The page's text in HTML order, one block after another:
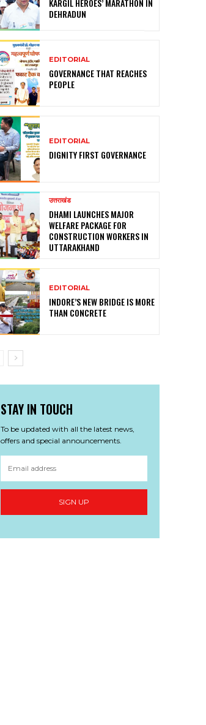
KARGIL HEROES’ MARATHON IN
DEHRADUN
EDITORIAL
GOVERNANCE THAT REACHES
PEOPLE
EDITORIAL
DIGNITY FIRST GOVERNANCE
उत्तराखंड
DHAMI LAUNCHES MAJOR
WELFARE PACKAGE FOR
CONSTRUCTION WORKERS IN
UTTARAKHAND
EDITORIAL
INDORE’S NEW BRIDGE IS MORE
THAN CONCRETE
STAY IN TOUCH
To be updated with all the latest news,
offers and special announcements.
SIGN UP